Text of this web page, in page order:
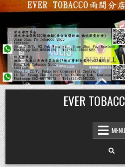
Skip
to
content
EVER
MENU